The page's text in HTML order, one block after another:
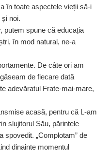
în toate aspectele vieții să-i
noi.
putem spune că educația
în mod natural, ne-a
De câte ori am
de fiecare dată
adevăratul Frate-mai-mare,
acasă, pentru că L-am
slujitorul Său, părintele
spovedit. „Complotam” de
dinainte momentul